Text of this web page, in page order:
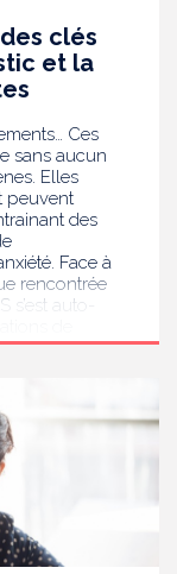
des
personnes à
clés
et la
Ces
sans aucun
Elles
peuvent
des
Face à
rencontrée
auto-
et
publie
le suivi